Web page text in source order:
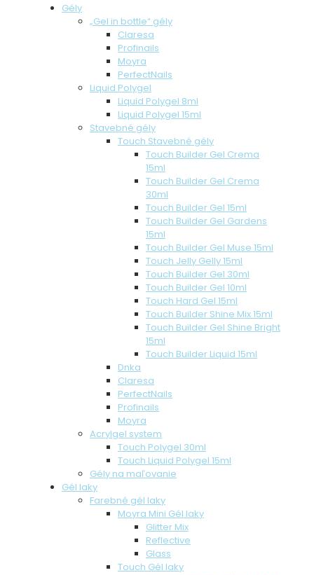
Gély
„Gel in bottle“ gély
Claresa
Profinails
Moyra
PerfectNails
Liquid Polygel
Liquid Polygel 8ml
Liquid Polygel 15ml
Stavebné gély
Touch Stavebné gély
Touch Builder Gel Crema
15ml
Touch Builder Gel Crema
30ml
Touch Builder Gel 15ml
Touch Builder Gel Gardens
15ml
Touch Builder Gel Muse 15ml
Touch Jelly Gelly 15ml
Touch Builder Gel 30ml
Touch Builder Gel 10ml
Touch Hard Gel 15ml
Touch Builder Shine Mix 15ml
Touch Builder Gel Shine Bright
15ml
Touch Builder Liquid 15ml
Dnka
Claresa
PerfectNails
Profinails
Moyra
Acrylgel system
Touch Polygel 30ml
Touch Liquid Polygel 15ml
Gély na maľovanie
Gél laky
Farebné gél laky
Moyra Mini Gél laky
Glitter Mix
Reflective
Glass
Touch Gél laky